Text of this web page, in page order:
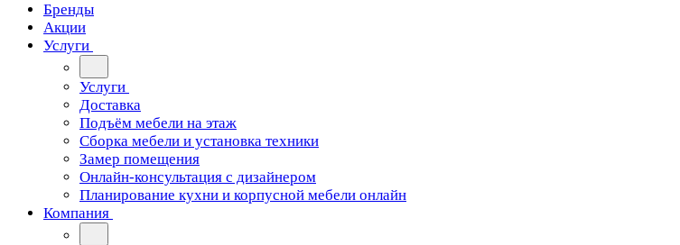
Бренды
Акции
Услуги
Услуги
Доставка
Подъём мебели на этаж
Сборка мебели и установка техники
Замер помещения
Онлайн-консультация с дизайнером
Планирование кухни и корпусной мебели онлайн
Компания